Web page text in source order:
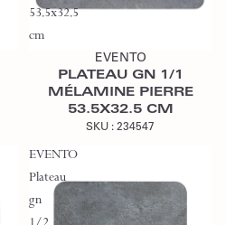
53.5x32.5
cm
EVENTO
PLATEAU GN 1/1
MÉLAMINE PIERRE
53.5X32.5 CM
SKU : 234547
EVENTO
Plateau
gn